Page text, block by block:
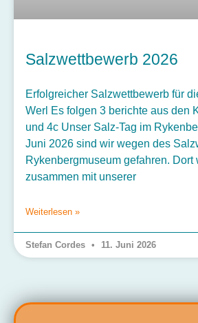
Salzwettbewerb 2026
Erfolgreicher Salzwettbewerb für
Werl Es folgen 3 berichte aus den
und 4c Unser Salz-Tag im
Juni 2026 sind wir wegen des
Rykenbergmuseum gefahren. Dort
zusammen mit unserer
Weiterlesen »
Stefan Cordes 11. Juni 2026